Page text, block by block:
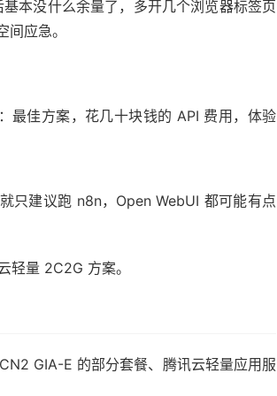
本没什么余量了，多开几个浏览器标签页
应急。
最佳方案，花几十块钱的 API 费用，体验
只建议跑 n8n，Open WebUI 都可能有点
量 2C2G 方案。
GIA-E 的部分套餐、腾讯云轻量应用服